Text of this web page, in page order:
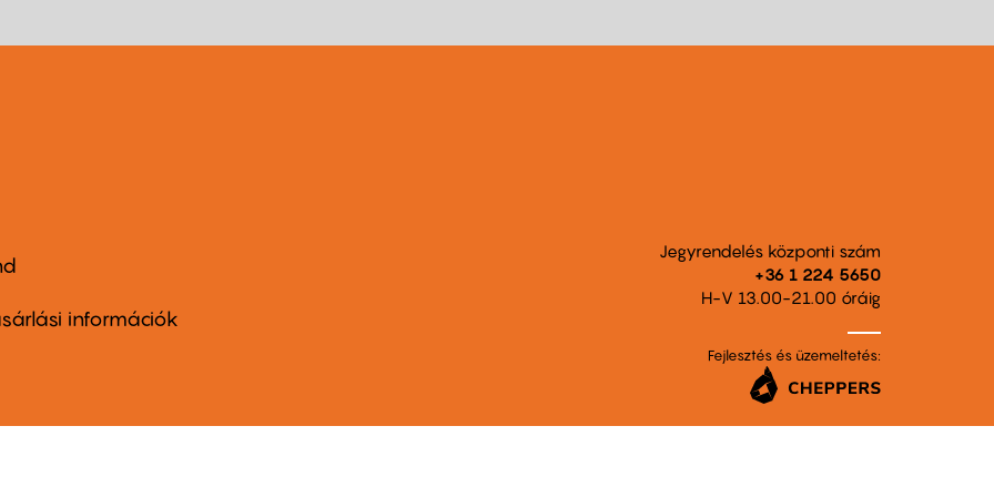
információk
Jegyrendelés központi szám
+36 1 224 5650
H-V 13.00-21.00 óráig
Fejlesztés és üzemeltetés: